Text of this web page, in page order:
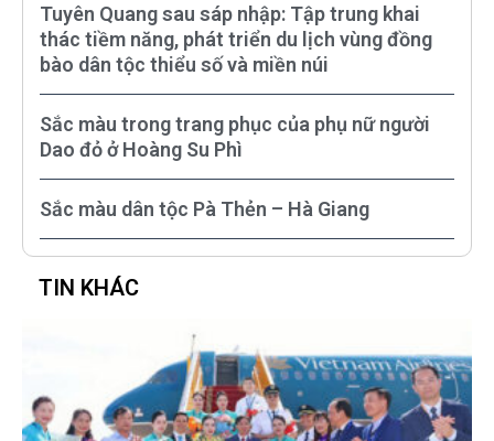
Tuyên Quang sau sáp nhập: Tập trung khai
thác tiềm năng, phát triển du lịch vùng đồng
bào dân tộc thiểu số và miền núi
Sắc màu trong trang phục của phụ nữ người
Dao đỏ ở Hoàng Su Phì
Sắc màu dân tộc Pà Thẻn – Hà Giang
TIN KHÁC